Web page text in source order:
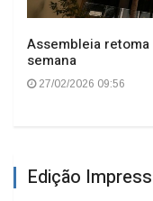
Assembleia
semana
27/02/2026 09:56
Edição